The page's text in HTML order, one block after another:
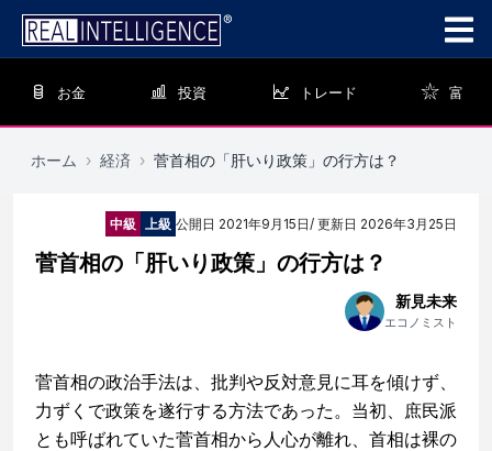
お金 投資 トレード 富
ホーム › 経済 › 菅首相の「肝いり政策」の行方は？
中級 上級 公開日 2021年9月15日/ 更新日 2026年3月25日
菅首相の「肝いり政策」の行方は？
新見未来
エコノミスト
菅首相の政治手法は、批判や反対意見に耳を傾けず、
力ずくで政策を遂行する方法であった。当初、庶民派
とも呼ばれていた菅首相から人心が離れ、首相は裸の